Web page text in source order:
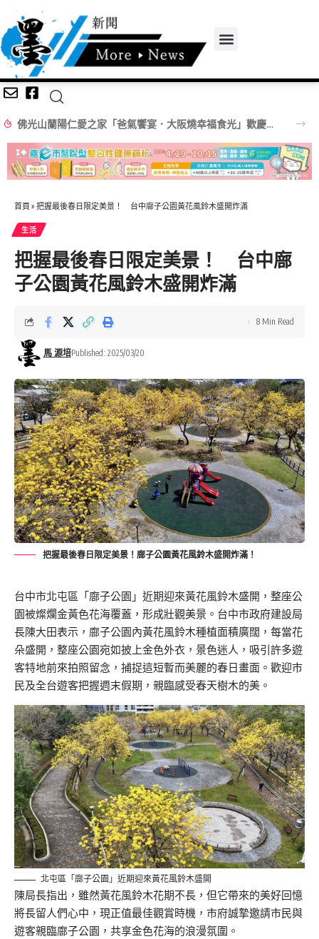
佛光山蘭陽仁愛之家「爸氣饗宴．大阪燒幸福食光」歡慶父親節
首頁 » 把握最後春日限定美景！ 台中廍子公園黃花風鈴木盛開炸滿
生活
把握最後春日限定美景！ 台中廍
子公園黃花風鈴木盛開炸滿
馬 源培Published: 2025/03/20
8 Min Read
把握最後春日限定美景！廍子公園黃花風鈴木盛開炸滿！
台中市北屯區「廍子公園」近期迎來黃花風鈴木盛開，整座公
園被燦爛金黃色花海覆蓋，形成壯觀美景。台中市政府建設局
長陳大田表示，廍子公園內黃花風鈴木種植面積廣闊，每當花
朵盛開，整座公園宛如披上金色外衣，景色迷人，吸引許多遊
客特地前來拍照留念，捕捉這短暫而美麗的春日畫面。歡迎市
民及全台遊客把握週末假期，親臨感受春天樹木的美。
北屯區「廍子公園」近期迎來黃花風鈴木盛開
陳局長指出，雖然黃花風鈴木花期不長，但它帶來的美好回憶
將長留人們心中，現正值最佳觀賞時機，市府誠摯邀請市民與
遊客親臨廍子公園，共享金色花海的浪漫氛圍。